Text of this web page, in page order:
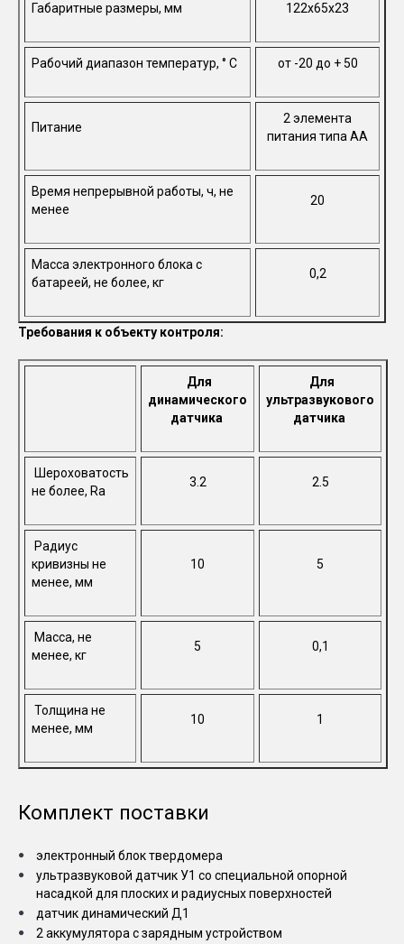
Габаритные размеры, мм 122х65х23
Рабочий диапазон температур, ° С от -20 до + 50
Питание
2 элемента
питания типа АА
Время непрерывной работы, ч, не
менее
20
Масса электронного блока с
батареей, не более, кг
0,2
Требования к объекту контроля:
Для
динамического
датчика
Для
ультразвукового
датчика
Шероховатость
не более, Ra
3.2 2.5
Радиус
кривизны не
менее, мм
10 5
Масса, не
менее, кг
5 0,1
Толщина не
менее, мм
10 1
Комплект поставки
электронный блок твердомера
ультразвуковой датчик У1 со специальной опорной
насадкой для плоских и радиусных поверхностей
датчик динамический Д1
2 аккумулятора с зарядным устройством